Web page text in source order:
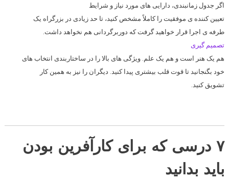
اگر جدول زمانبندی، دارایی های مورد نیاز و شرایط
تعیین کننده ی موفقیت را کاملاً مشخص کنید، تا حد زیادی در بزرگراه یک
طرفه ی اجرا قرار خواهید گرفت که دوربرگردانی هم نخواهد داشت.
تصمیم گیری
هم یک هنر است و هم یک علم. ویژگی های بالا را در ساختاربندی انتخاب های
خود بگنجانید تا قوت قلب بیشتری پیدا کنید. دیگران را نیز به همین کار
تشویق کنید.
۷ درسی که برای کارآفرین بودن
باید بدانید